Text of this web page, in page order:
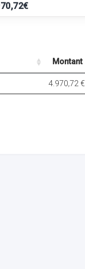
Montant
4.970,72 €